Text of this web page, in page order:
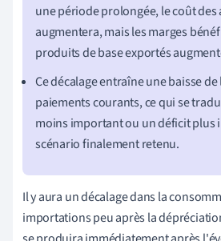
une période prolongée, le coût
augmentera, mais les marges
produits de base exportés
Ce décalage entraîne une baisse de
paiements courants, ce qui se
moins important ou un déficit plus
scénario finalement retenu.
Il y aura un décalage dans la
importations peu après la